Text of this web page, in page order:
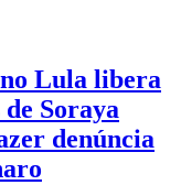
Lula libera
Soraya
denúncia